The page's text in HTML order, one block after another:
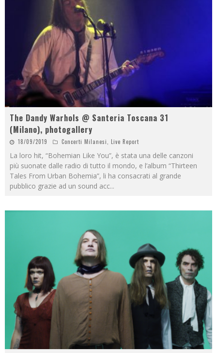
The Dandy Warhols @ Santeria Toscana 31
(Milano), photogallery
18/09/2019 Concerti Milanesi, Live Report
La loro hit, “Bohemian Like You”, è stata una delle canzoni
più suonate dalle radio di tutto il mondo, e l’album “Thirteen
Tales From Urban Bohemia”, li ha consacrati al grande
pubblico grazie ad un sound acc...